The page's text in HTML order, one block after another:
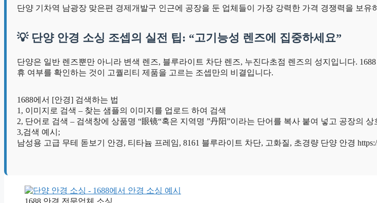
단양 기차역 남광장 맞은편 경제개발구 인근에 공장을 둔 업체들이 가장 강력한 가격 경쟁력을 보유
💡 단양 안경 소싱 조셉의 실전 팁: “고기능성 렌즈에 집중하세요”
단양은 일반 렌즈뿐만 아니라 변색 렌즈, 블루라이트 차단 렌즈, 누진다초점 렌즈의 성지입니다.
휴 여부를 확인하는 것이 고퀄리티 제품을 고르는 조셉만의 비결입니다.
1688에서 [안경] 검색하는 법
1, 이미지로 검색 – 찾는 샘플의 이미지를 업로드 하여 검색
2, 단어로 검색 – 검색창에 상품명 “眼镜“혹은 지역명 ”丹阳”이라는 단어를 복사 붙여 넣고 공장의
3,검색 예시;
남성용 고급 무테 돋보기 안경, 티타늄 프레임, 8161 블루라이트 차단, 고화질, 초경량 단양 안경 https://
1688 안경 전문업체 소싱